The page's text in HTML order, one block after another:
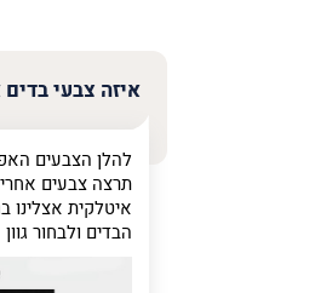
איזה צבעי
להלן הצבעים
תרצה צבעים
איטלקית
הבדים ולבחור גוון